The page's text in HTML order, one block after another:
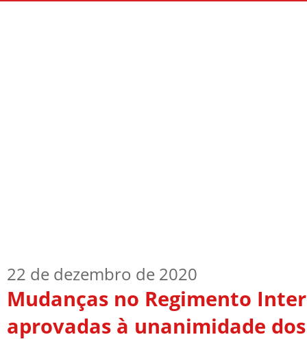
22 de dezembro de 2020
Mudanças no Regimento
aprovadas à unanimidade